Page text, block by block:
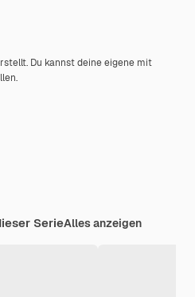
Du kannst deine eigene mit
SerieAlles anzeigen